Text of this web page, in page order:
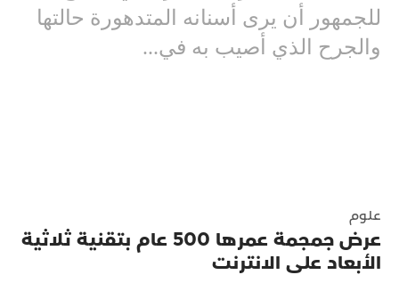
للجمهور أن يرى أسنانه المتدهورة حالتها
والجرح الذي أصيب به في...
علوم
عرض جمجمة عمرها 500 عام بتقنية ثلاثية
الأبعاد على الانترنت